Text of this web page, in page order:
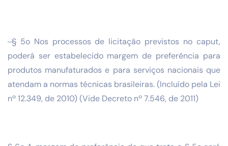
§ 5o Nos processos de licitação previstos no caput,
poderá ser estabelecido margem de preferência para
produtos manufaturados e para serviços nacionais que
atendam a normas técnicas brasileiras. (Incluído pela Lei
nº 12.349, de 2010) (Vide Decreto nº 7.546, de 2011)